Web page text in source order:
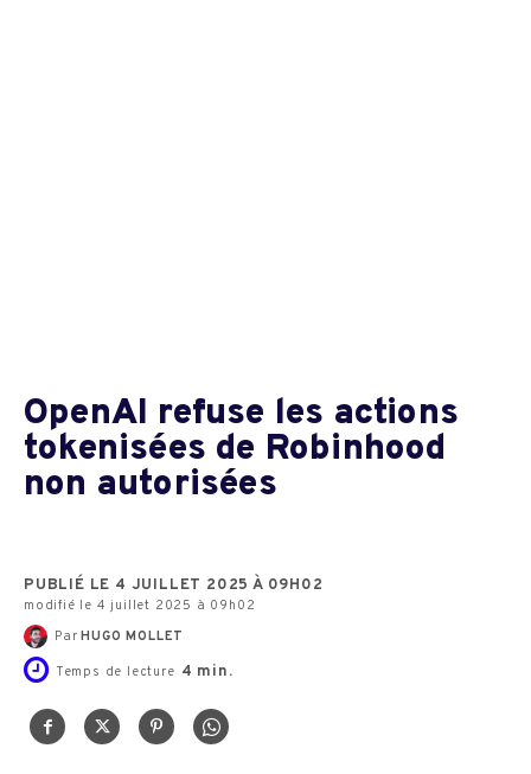
OpenAI refuse les actions
tokenisées de Robinhood
non autorisées
PUBLIÉ LE 4 JUILLET 2025 À 09H02
modifié le 4 juillet 2025 à 09h02
Par HUGO MOLLET
Temps de lecture 4 min.